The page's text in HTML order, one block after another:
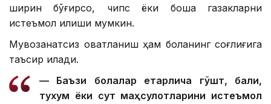
ширин бўғирсоқ, чипс ёки бошқа газакларни
истеъмол қилиши мумкин.
Мувозанатсиз овқатланиш ҳам боланинг соғлиғига
таъсир қилади.
— Баъзи болалар етарлича гўшт, балиқ,
тухум ёки сут маҳсулотларини истеъмол